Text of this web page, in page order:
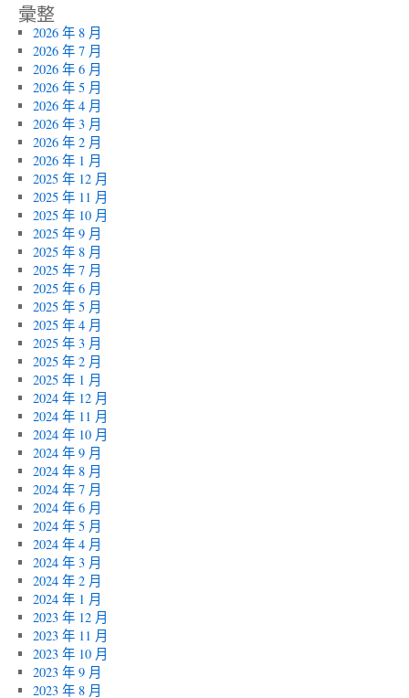
彙整
2026 年 8 月
2026 年 7 月
2026 年 6 月
2026 年 5 月
2026 年 4 月
2026 年 3 月
2026 年 2 月
2026 年 1 月
2025 年 12 月
2025 年 11 月
2025 年 10 月
2025 年 9 月
2025 年 8 月
2025 年 7 月
2025 年 6 月
2025 年 5 月
2025 年 4 月
2025 年 3 月
2025 年 2 月
2025 年 1 月
2024 年 12 月
2024 年 11 月
2024 年 10 月
2024 年 9 月
2024 年 8 月
2024 年 7 月
2024 年 6 月
2024 年 5 月
2024 年 4 月
2024 年 3 月
2024 年 2 月
2024 年 1 月
2023 年 12 月
2023 年 11 月
2023 年 10 月
2023 年 9 月
2023 年 8 月